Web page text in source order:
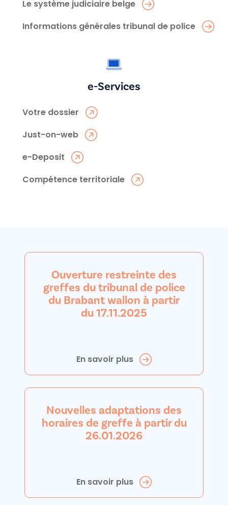
Le système judiciaire belge
Informations générales tribunal de police
e-Services
Votre dossier
Just-on-web
e-Deposit
Compétence territoriale
Ouverture restreinte des
greffes du tribunal de police
du Brabant wallon à partir
du 17.11.2025
En savoir plus
Nouvelles adaptations des
horaires de greffe à partir du
26.01.2026
En savoir plus